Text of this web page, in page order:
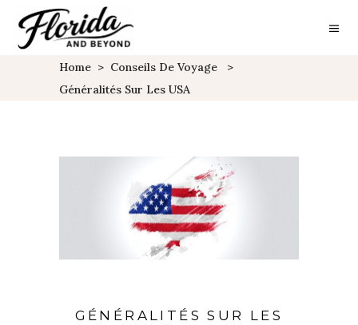
Home > Conseils De Voyage
>
Généralités Sur Les USA
GÉNÉRALITÉS SUR LES